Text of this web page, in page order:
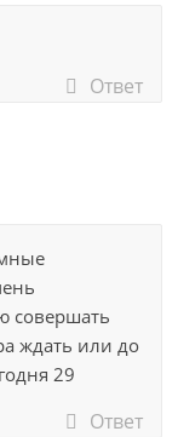
Ответ
совершать
ждать или до
29
Ответ